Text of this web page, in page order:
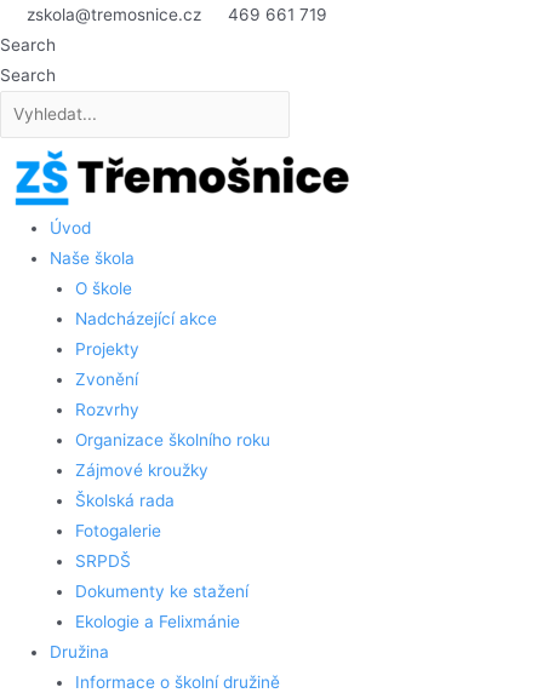
Přeskočit
na
obsah
zskola@tremosnice.cz
469 661 719
Search
Search
Úvod
Naše škola
O škole
Nadcházející akce
Projekty
Zvonění
Rozvrhy
Organizace školního roku
Zájmové kroužky
Školská rada
Fotogalerie
SRPDŠ
Dokumenty ke stažení
Ekologie a Felixmánie
Družina
Informace o školní družině